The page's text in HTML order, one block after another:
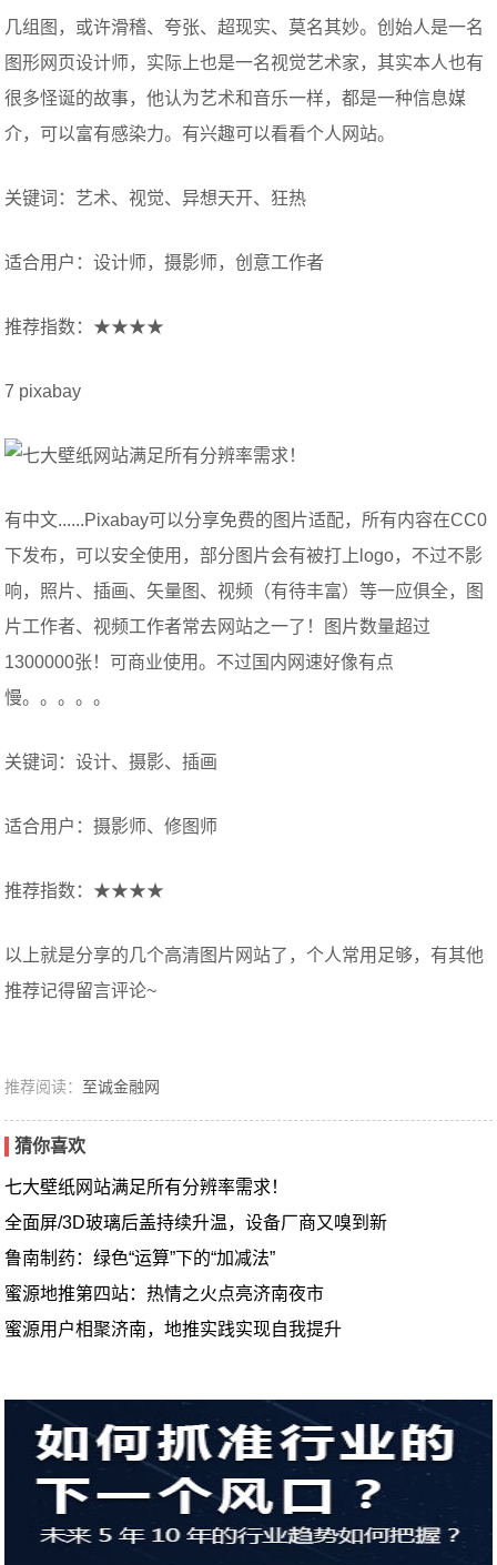
几组图，或许滑稽、夸张、超现实、莫名其妙。创始人是一名
图形网页设计师，实际上也是一名视觉艺术家，其实本人也有
很多怪诞的故事，他认为艺术和音乐一样，都是一种信息媒
介，可以富有感染力。有兴趣可以看看个人网站。
关键词：艺术、视觉、异想天开、狂热
适合用户：设计师，摄影师，创意工作者
推荐指数：★★★★
7 pixabay
有中文......Pixabay可以分享免费的图片适配，所有内容在CC0
下发布，可以安全使用，部分图片会有被打上logo，不过不影
响，照片、插画、矢量图、视频（有待丰富）等一应俱全，图
片工作者、视频工作者常去网站之一了！图片数量超过
1300000张！可商业使用。不过国内网速好像有点
慢。。。。。
关键词：设计、摄影、插画
适合用户：摄影师、修图师
推荐指数：★★★★
以上就是分享的几个高清图片网站了，个人常用足够，有其他
推荐记得留言评论~
推荐阅读： 至诚金融网
猜你喜欢
七大壁纸网站满足所有分辨率需求！
全面屏/3D玻璃后盖持续升温，设备厂商又嗅到新
鲁南制药：绿色“运算”下的“加减法”
蜜源地推第四站：热情之火点亮济南夜市
蜜源用户相聚济南，地推实践实现自我提升